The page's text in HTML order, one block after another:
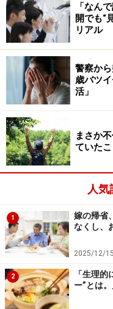
「辞めたいと言った
がショックでした。
かったのか。全部オ
の状況などを話し合
僕の人生より、家計
いて……」
子どもたちはまだ小
を育てていくことは
優先させるべきなの
は言った。
夫は苦しんでい
夫の身勝手さに腹を
いる以上、協力して
話を聞いてみた。
「夫は苦しんでいま
「なん
開でも“
リアル
警察か
歳バツ
活」
まさか
ていた
人気
1
嫁の帰省
なくし、
2025/12/15
2
「生理
ー”とは